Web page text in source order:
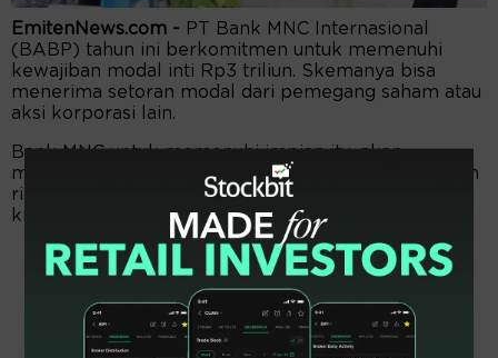
EmitenNews.com - PT Bank MNC Internasional
(BABP) tahun ini berkomitmen untuk memenuhi
kewajiban modal inti Rp3 triliun. Skemanya bisa
menerima setoran modal dari pemegang saham atau
aksi korporasi lain.
Bank MNC untuk memenuhi impian itu, akan
menerapkan tata kelola perusahaan dan manajemen
risiko secara baik. Salah satunya, melalui penyaluran
kredit mempertimbangkan prinsip kehati-hatian.